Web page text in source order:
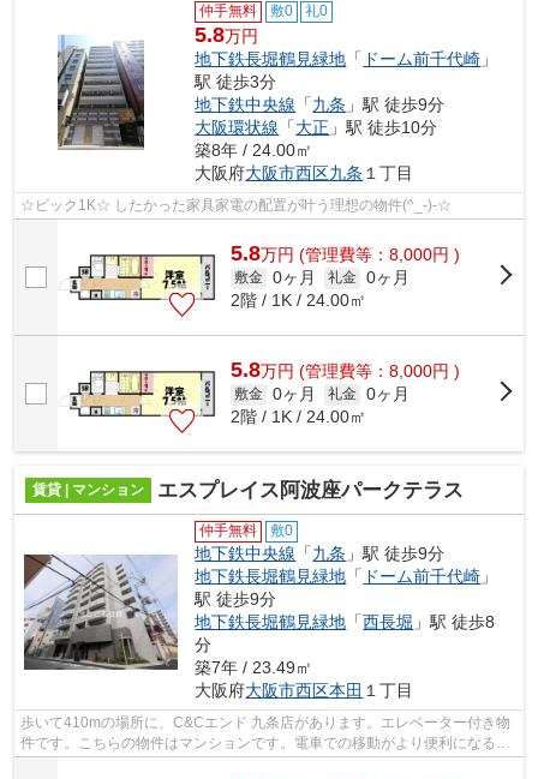
仲手無料 敷0 礼0
5.8万円
地下鉄長堀鶴見緑地 「 ドーム前千代崎 」
駅 徒歩3分
地下鉄中央線 「九条 」駅 徒歩9分
大阪環状線 「大正 」駅 徒歩10分
築8年 / 24.00㎡
大阪府大阪市西区九条 １丁目
☆ビック1K☆ したかった家具家電の配置が叶う理想の物件(^_-)-☆
5.8万円 (管理費等：8,000円 )
敷金 0ヶ月 礼金 0ヶ月
2階 / 1K / 24.00㎡
5.8万円 (管理費等：8,000円 )
敷金 0ヶ月 礼金 0ヶ月
2階 / 1K / 24.00㎡
賃貸 | マンション エスプレイス阿波座パークテラス
仲手無料 敷0
地下鉄中央線 「九条 」駅 徒歩9分
地下鉄長堀鶴見緑地 「 ドーム前千代崎 」
駅 徒歩9分
地下鉄長堀鶴見緑地 「西長堀 」駅 徒歩8
分
築7年 / 23.49㎡
大阪府大阪市西区本田 １丁目
歩いて410mの場所に、C&Cエンド 九条店があります。エレベーター付き物
件です。こちらの物件はマンションです。電車での移動がより便利になる、